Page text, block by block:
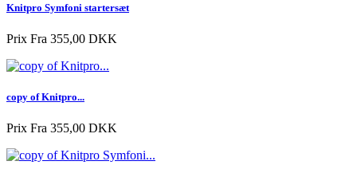
Knitpro Symfoni startersæt
Prix Fra 355,00 DKK
copy of Knitpro...
Prix Fra 355,00 DKK